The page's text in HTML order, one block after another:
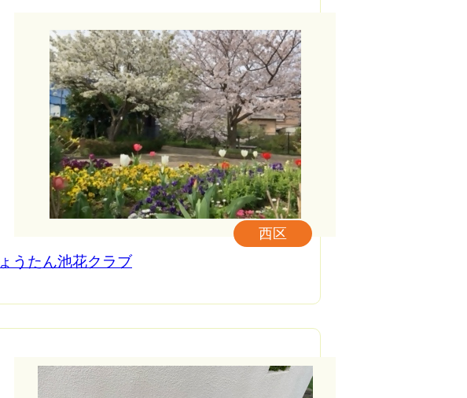
うたん池花クラブ
西区